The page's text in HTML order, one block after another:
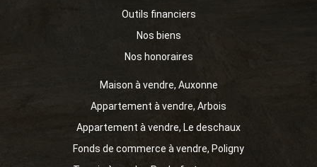
Outils financiers
Nos biens
Nos honoraires
Maison à vendre, Auxonne
Appartement à vendre, Arbois
Appartement à vendre, Le deschaux
Fonds de commerce à vendre, Poligny